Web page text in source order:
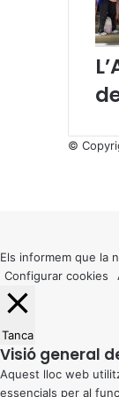
©
button
Els informem que la
Configurar cookies
Tanca
Visió general
Aquest lloc web
essencials per al